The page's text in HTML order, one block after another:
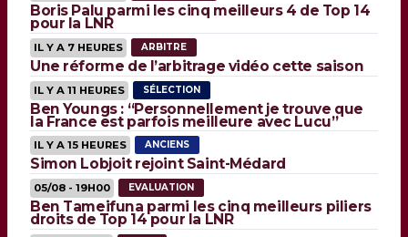
Boris Palu parmi les cinq meilleurs 4 de Top 14
pour la LNR
IL Y A 7 HEURES ARBITRE
Une réforme de l’arbitrage vidéo cette saison
IL Y A 11 HEURES SÉLECTION
Ben Youngs : “Personnellement je trouve que
la France est parfois meilleure avec Lucu”
IL Y A 15 HEURES ANCIENS
Simon Lobjoit rejoint Saint-Médard
05/08 - 19H00 EVALUATION
Ben Tameifuna parmi les cinq meilleurs piliers
droits de Top 14 pour la LNR